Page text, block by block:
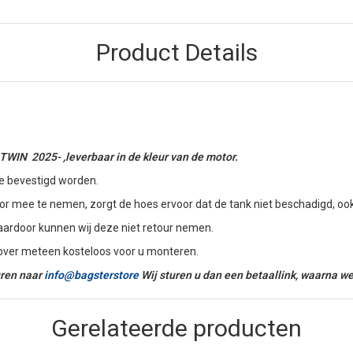
Product Details
2025- ,leverbaar in de kleur van de motor.
bevestigd worden.
te nemen, zorgt de hoes ervoor dat de tank niet beschadigd,
kunnen wij deze niet retour nemen.
meteen kosteloos voor u monteren.
naarinfo@bagsterstoreWij sturen u dan een betaallink, waarna
Gerelateerde producten